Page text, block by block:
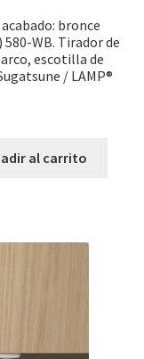
bronce
WB. Tirador de
escotilla de
/ LAMP®
al carrito